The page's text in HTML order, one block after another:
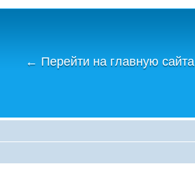
← Перейти на главную сайта